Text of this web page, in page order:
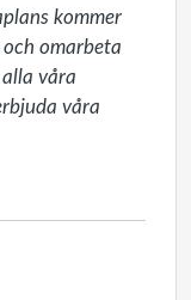
kommer
omarbeta
våra
våra